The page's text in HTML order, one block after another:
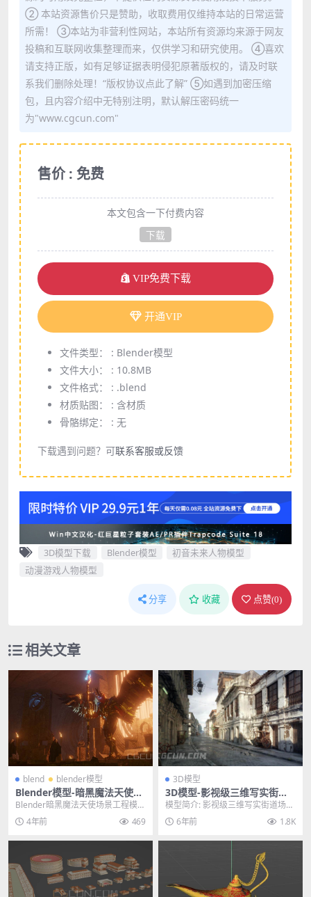
② 本站资源售价只是赞助，收取费用仅维持本站的日常运营
所需！ ③本站为非营利性网站，本站所有资源均来源于网友
投稿和互联网收集整理而来，仅供学习和研究使用。 ④喜欢
请支持正版，如有足够证据表明侵犯原著版权的，请及时联
系我们删除处理！“版权协议点此了解” ⑤如遇到加密压缩
包，且内容介绍中无特别注明，默认解压密码统一
为"www.cgcun.com"
售价 : 免费
本文包含一下付费内容
下载
VIP免费下载
开通VIP
文件类型： : Blender模型
文件大小： : 10.8MB
文件格式： : .blend
材质贴图： : 含材质
骨骼绑定： : 无
下载遇到问题？可联系客服或反馈
3D模型下载 Blender模型
初音未来人物模型
动漫游戏人物模型
分享 收藏 点赞(0)
相关文章
blend blender模型
Blender模型-暗黑魔法天使场
景工程模型
Blender暗黑魔法天使场景工程模型
其他推荐: 3D模型-200+赛博朋克
科...4年前 469
3D模型
3D模型-影视级三维写实街道
场景模型 格式支持MAX
模型简介: 影视级三维写实街道场景
3D模型,本次分享的场景，贴图材质
都是写实级别...
6年前 1.8K